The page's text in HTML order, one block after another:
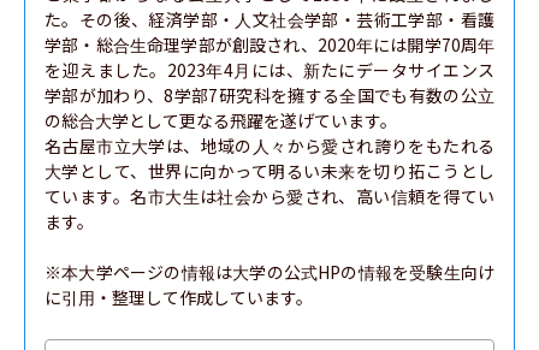
た。その後、経済学部・人文社会学部・芸術工学部・看護
学部・総合生命理学部が創設され、2020年には開学70周年
を迎えました。2023年4月には、新たにデータサイエンス
学部が加わり、8学部7研究科を擁する全国でも有数の公立
の総合大学として更なる飛躍を遂げています。
名古屋市立大学は、地域の人々から愛され誇りをもたれる
大学として、世界に向かって明るい未来を切り拓こうとし
ています。名市大生は社会から愛され、高い信頼を得てい
ます。
※本大学ページの情報は大学の公式HPの情報を受験生向け
に引用・整理して作成しています。